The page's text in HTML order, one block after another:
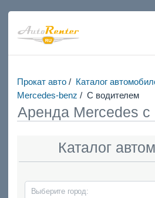
Прокат авто/ Каталог
Mercedes-benz / С водителем
Аренда Mercedes с
Каталог
Выберите город: